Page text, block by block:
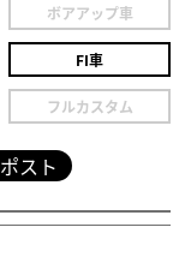
ボアアップ車
FI車
フルカスタム
ポスト